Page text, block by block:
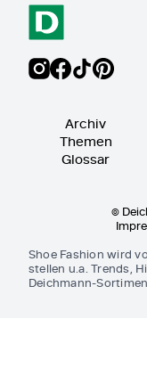
Archiv
Themen
Glossar
©
Shoe Fashion wird
stellen u.a. Trends,
Deichmann-